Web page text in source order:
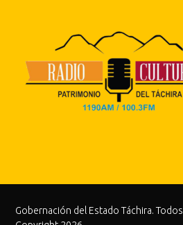
Gobernación del Estado Táchira.